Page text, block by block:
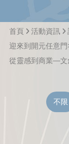
首頁 活動資訊
迎來到開元任意
從靈感到商業—文
不限